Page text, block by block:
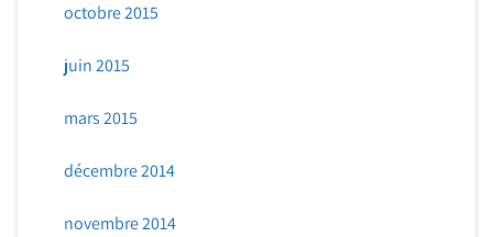
octobre 2015
juin 2015
mars 2015
décembre 2014
novembre 2014